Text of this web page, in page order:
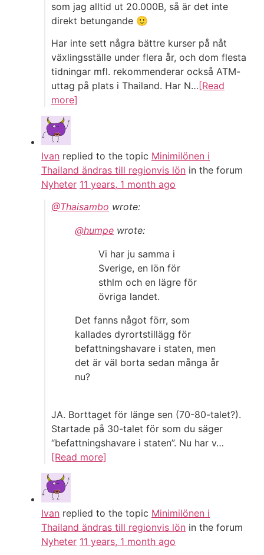
som jag alltid ut 20.000B, så är det inte
direkt betungande 🙂
Har inte sett några bättre kurser på nåt
växlingsställe under flera år, och dom flesta
tidningar mfl. rekommenderar också ATM-
uttag på plats i Thailand. Har N… [Read
more]
Ivan replied to the topic Minimilönen i
Thailand ändras till regionvis lön in the forum
Nyheter 11 years, 1 month ago
@Thaisambo wrote:
@humpe wrote:
Vi har ju samma i
Sverige, en lön för
sthlm och en lägre för
övriga landet.
Det fanns något förr, som
kallades dyrortstillägg för
befattningshavare i staten, men
det är väl borta sedan många år
nu?
JA. Borttaget för länge sen (70-80-talet?).
Startade på 30-talet för som du säger
“befattningshavare i staten”. Nu har v…
[Read more]
Ivan replied to the topic Minimilönen i
Thailand ändras till regionvis lön in the forum
Nyheter 11 years, 1 month ago